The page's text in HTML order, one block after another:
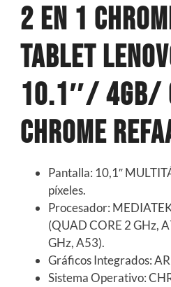
2 En 1
Tablet
10.1″/ 4Gb/
Chrome
Pantalla: 10,1″
píxeles.
Procesador:
(QUAD CORE 2 GHz,
GHz, A53).
Gráficos Integrados:
Sistema Operativo: